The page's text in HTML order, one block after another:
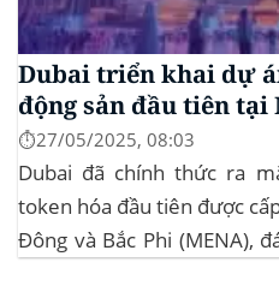
Dubai triển khai dự
động sản đầu tiên tại
⏱️27/05/2025, 08:03
Dubai đã chính thức ra
token hóa đầu tiên được
Đông và Bắc Phi (MENA),